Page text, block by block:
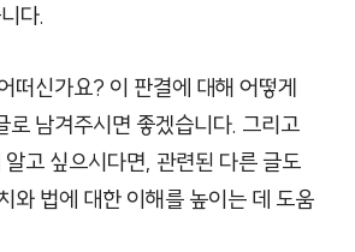
다.
떠신가요? 이 판결에 대해 어떻게
로 남겨주시면 좋겠습니다. 그리고
고 싶으시다면, 관련된 다른 글도
와 법에 대한 이해를 높이는 데 도움